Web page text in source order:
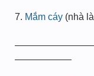
7. Mắm cáy (nhà
——————